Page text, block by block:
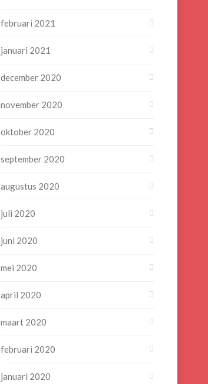
februari 2021
januari 2021
december 2020
november 2020
oktober 2020
september 2020
augustus 2020
juli 2020
juni 2020
mei 2020
april 2020
maart 2020
februari 2020
januari 2020